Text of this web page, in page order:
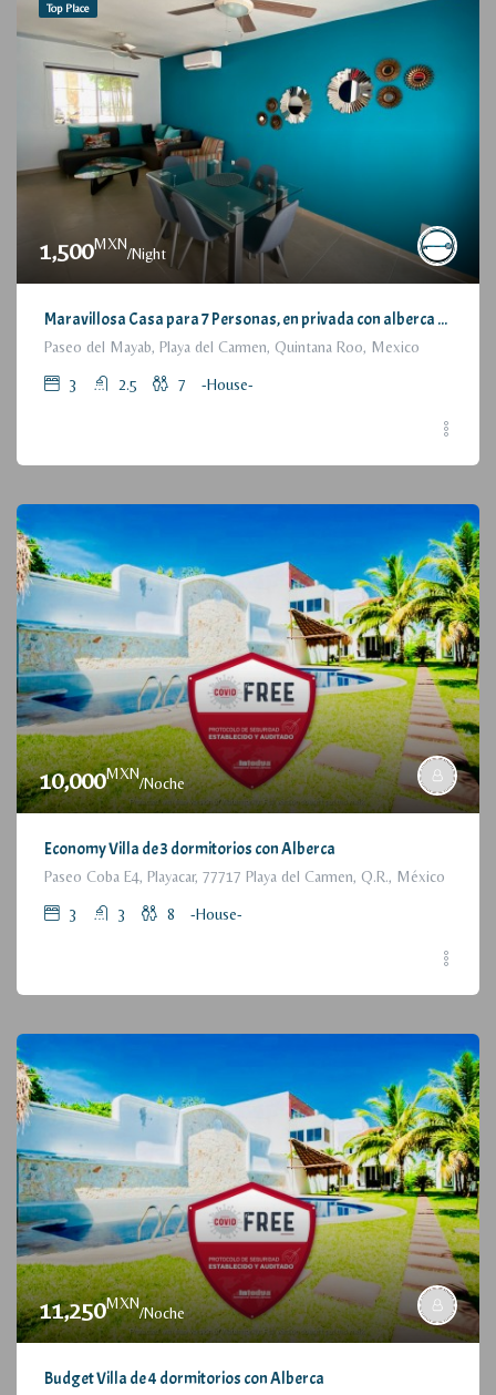
Top Place
1,500MXN
/Night
Maravillosa Casa para 7 Personas, en privada con alberca / Wonderful House for 7 People, residential with pool and parking
Paseo del Mayab, Playa del Carmen, Quintana Roo, Mexico
3 2.5 7 -House-
10,000MXN
/Noche
Economy Villa de 3 dormitorios con Alberca
Paseo Coba E4, Playacar, 77717 Playa del Carmen, Q.R., México
3 3 8 -House-
11,250MXN
/Noche
Budget Villa de 4 dormitorios con Alberca